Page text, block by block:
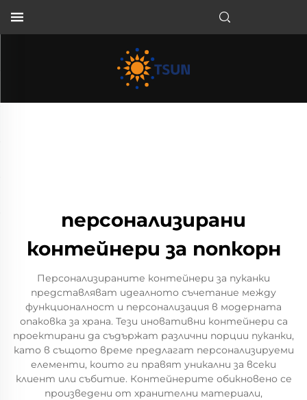
персонализирани
контейнери за попкорн
Персонализираните контейнери за пуканки
представляват идеалното съчетание между
функционалност и персонализация в модерната
опаковка за храна. Тези иновативни контейнери са
проектирани да съдържат различни порции пуканки,
като в същото време предлагат персонализируеми
елементи, които ги правят уникални за всеки
клиент или събитие. Контейнерите обикновено се
произведени от хранителни материали,